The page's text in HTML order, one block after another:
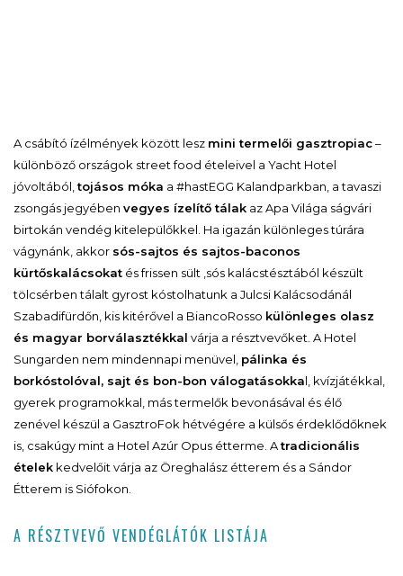
A csábító ízélmények között lesz mini termelői gasztropiac–
különböző országok street food ételeivel a Yacht Hotel
jóvoltából,tojásos móka a #hastEGG Kalandparkban, a tavaszi
zsongás jegyében vegyes ízelítő tálak az Apa Világa ságvári
birtokán vendég kitelepülőkkel. Ha igazán különleges túrára
vágynánk, akkor sós-sajtos és sajtos-baconos
kürtőskalácsokat és frissen sült ,sós kalácstésztából készült
tölcsérben tálalt gyrost kóstolhatunk a Julcsi Kalácsodánál
Szabadifürdőn, kis kitérővel a BiancoRosso különleges olasz
és magyar borválasztékkal várja a résztvevőket. A Hotel
Sungarden nem mindennapi menüvel, pálinka és
borkóstolóval, sajt és bon-bon válogatásokkal, kvízjátékkal,
gyerek programokkal, más termelők bevonásával és élő
zenével készül a GasztroFok hétvégére a külsős érdeklődőknek
is, csakúgy mint a Hotel Azúr Opus étterme. Atradicionális
ételek kedvelőit várja az Öreghalász étterem és a Sándor
Étterem is Siófokon.
A RÉSZTVEVŐ VENDÉGLÁTÓK LISTÁJA